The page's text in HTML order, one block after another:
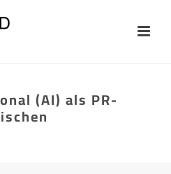
(AI) als PR-